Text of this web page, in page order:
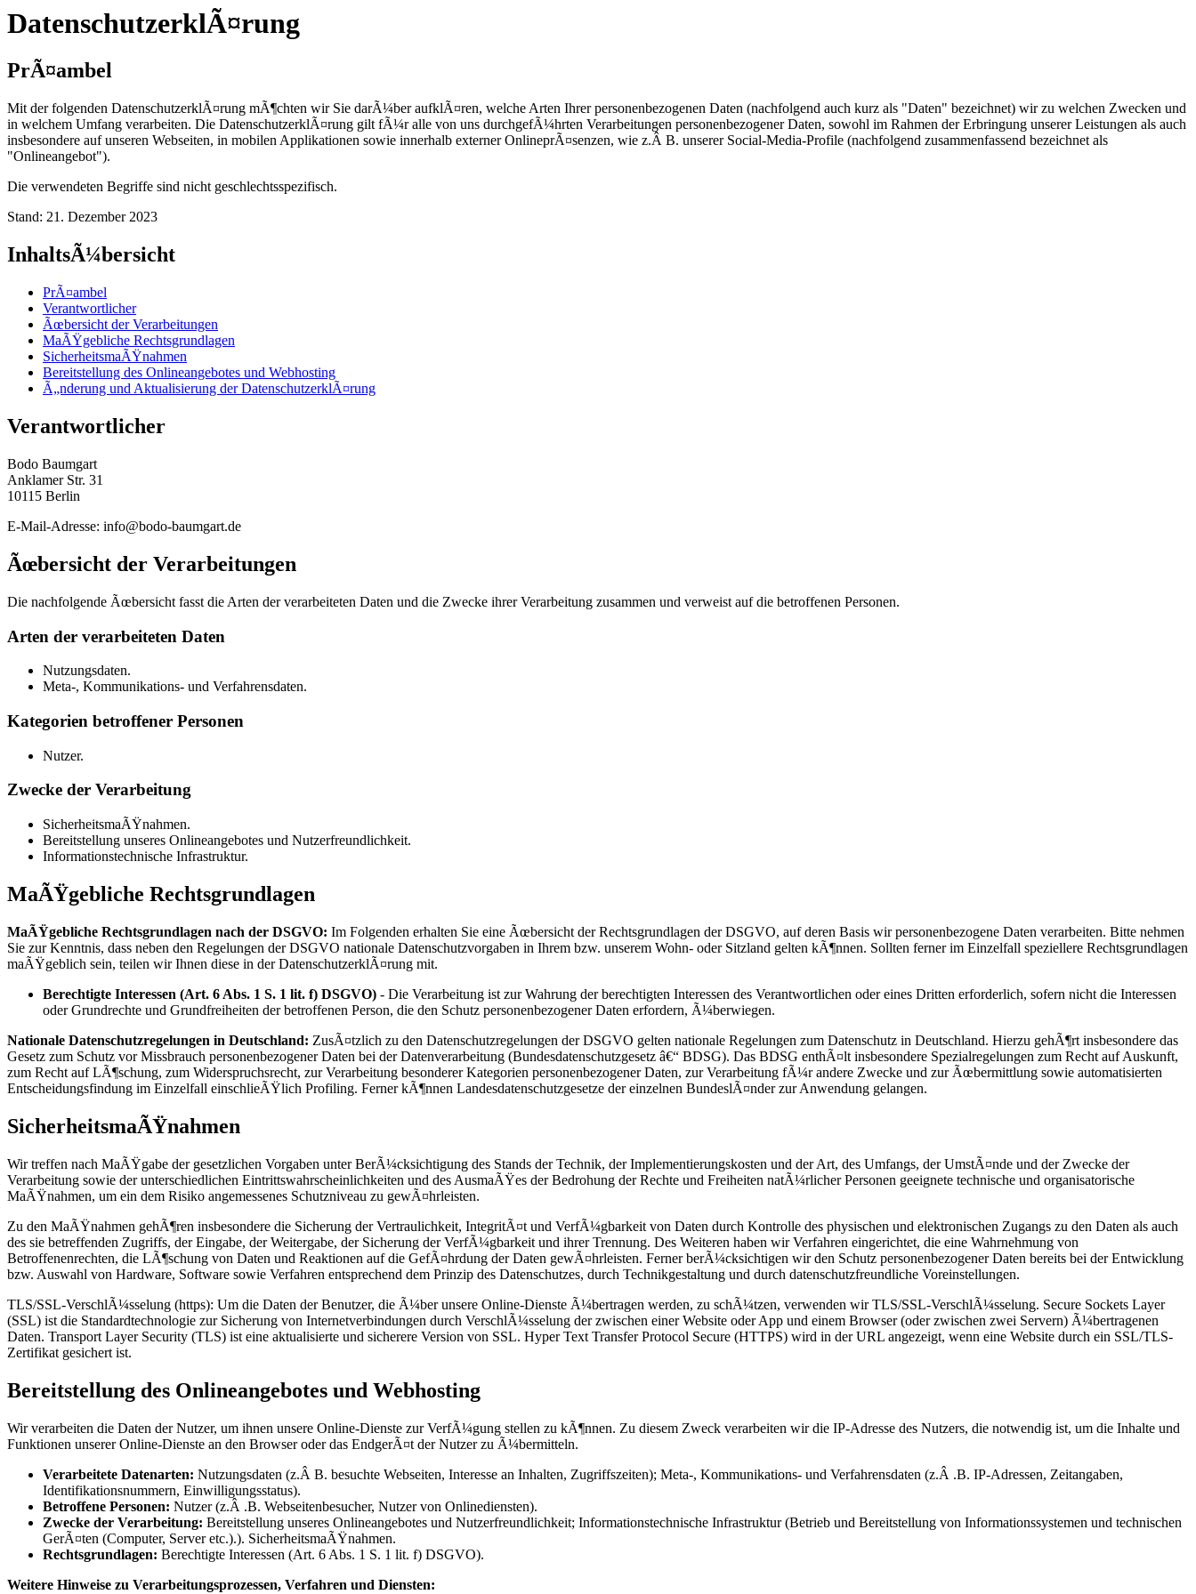
DatenschutzerklÃ¤rung
PrÃ¤ambel
Mit der folgenden DatenschutzerklÃ¤rung mÃ¶chten wir Sie darÃ¼ber aufklÃ¤ren, welche Arten Ihrer personenbezogenen Daten (nachfolgend auch kurz als "Daten" bezeichnet) wir zu welchen Zwecken und
in welchem Umfang verarbeiten. Die DatenschutzerklÃ¤rung gilt fÃ¼r alle von uns durchgefÃ¼hrten Verarbeitungen personenbezogener Daten, sowohl im Rahmen der Erbringung unserer Leistungen als auch
insbesondere auf unseren Webseiten, in mobilen Applikationen sowie innerhalb externer OnlineprÃ¤senzen, wie z.Â B. unserer Social-Media-Profile (nachfolgend zusammenfassend bezeichnet als
"Onlineangebot").
Die verwendeten Begriffe sind nicht geschlechtsspezifisch.
Stand: 21. Dezember 2023
InhaltsÃ¼bersicht
PrÃ¤ambel
Verantwortlicher
Ãœbersicht der Verarbeitungen
MaÃŸgebliche Rechtsgrundlagen
SicherheitsmaÃŸnahmen
Bereitstellung des Onlineangebotes und Webhosting
Ã„nderung und Aktualisierung der DatenschutzerklÃ¤rung
Verantwortlicher
Bodo Baumgart
Anklamer Str. 31
10115 Berlin
E-Mail-Adresse: info@bodo-baumgart.de
Ãœbersicht der Verarbeitungen
Die nachfolgende Ãœbersicht fasst die Arten der verarbeiteten Daten und die Zwecke ihrer Verarbeitung zusammen und verweist auf die betroffenen Personen.
Arten der verarbeiteten Daten
Nutzungsdaten.
Meta-, Kommunikations- und Verfahrensdaten.
Kategorien betroffener Personen
Nutzer.
Zwecke der Verarbeitung
SicherheitsmaÃŸnahmen.
Bereitstellung unseres Onlineangebotes und Nutzerfreundlichkeit.
Informationstechnische Infrastruktur.
MaÃŸgebliche Rechtsgrundlagen
MaÃŸgebliche Rechtsgrundlagen nach der DSGVO: Im Folgenden erhalten Sie eine Ãœbersicht der Rechtsgrundlagen der DSGVO, auf deren Basis wir personenbezogene Daten verarbeiten. Bitte nehmen
Sie zur Kenntnis, dass neben den Regelungen der DSGVO nationale Datenschutzvorgaben in Ihrem bzw. unserem Wohn- oder Sitzland gelten kÃ¶nnen. Sollten ferner im Einzelfall speziellere Rechtsgrundlagen
maÃŸgeblich sein, teilen wir Ihnen diese in der DatenschutzerklÃ¤rung mit.
Berechtigte Interessen (Art. 6 Abs. 1 S. 1 lit. f) DSGVO) - Die Verarbeitung ist zur Wahrung der berechtigten Interessen des Verantwortlichen oder eines Dritten erforderlich, sofern nicht die Interessen
oder Grundrechte und Grundfreiheiten der betroffenen Person, die den Schutz personenbezogener Daten erfordern, Ã¼berwiegen.
Nationale Datenschutzregelungen in Deutschland: ZusÃ¤tzlich zu den Datenschutzregelungen der DSGVO gelten nationale Regelungen zum Datenschutz in Deutschland. Hierzu gehÃ¶rt insbesondere das
Gesetz zum Schutz vor Missbrauch personenbezogener Daten bei der Datenverarbeitung (Bundesdatenschutzgesetz â€“ BDSG). Das BDSG enthÃ¤lt insbesondere Spezialregelungen zum Recht auf Auskunft,
zum Recht auf LÃ¶schung, zum Widerspruchsrecht, zur Verarbeitung besonderer Kategorien personenbezogener Daten, zur Verarbeitung fÃ¼r andere Zwecke und zur Ãœbermittlung sowie automatisierten
Entscheidungsfindung im Einzelfall einschlieÃŸlich Profiling. Ferner kÃ¶nnen Landesdatenschutzgesetze der einzelnen BundeslÃ¤nder zur Anwendung gelangen.
SicherheitsmaÃŸnahmen
Wir treffen nach MaÃŸgabe der gesetzlichen Vorgaben unter BerÃ¼cksichtigung des Stands der Technik, der Implementierungskosten und der Art, des Umfangs, der UmstÃ¤nde und der Zwecke der
Verarbeitung sowie der unterschiedlichen Eintrittswahrscheinlichkeiten und des AusmaÃŸes der Bedrohung der Rechte und Freiheiten natÃ¼rlicher Personen geeignete technische und organisatorische
MaÃŸnahmen, um ein dem Risiko angemessenes Schutzniveau zu gewÃ¤hrleisten.
Zu den MaÃŸnahmen gehÃ¶ren insbesondere die Sicherung der Vertraulichkeit, IntegritÃ¤t und VerfÃ¼gbarkeit von Daten durch Kontrolle des physischen und elektronischen Zugangs zu den Daten als auch
des sie betreffenden Zugriffs, der Eingabe, der Weitergabe, der Sicherung der VerfÃ¼gbarkeit und ihrer Trennung. Des Weiteren haben wir Verfahren eingerichtet, die eine Wahrnehmung von
Betroffenenrechten, die LÃ¶schung von Daten und Reaktionen auf die GefÃ¤hrdung der Daten gewÃ¤hrleisten. Ferner berÃ¼cksichtigen wir den Schutz personenbezogener Daten bereits bei der Entwicklung
bzw. Auswahl von Hardware, Software sowie Verfahren entsprechend dem Prinzip des Datenschutzes, durch Technikgestaltung und durch datenschutzfreundliche Voreinstellungen.
TLS/SSL-VerschlÃ¼sselung (https): Um die Daten der Benutzer, die Ã¼ber unsere Online-Dienste Ã¼bertragen werden, zu schÃ¼tzen, verwenden wir TLS/SSL-VerschlÃ¼sselung. Secure Sockets Layer
(SSL) ist die Standardtechnologie zur Sicherung von Internetverbindungen durch VerschlÃ¼sselung der zwischen einer Website oder App und einem Browser (oder zwischen zwei Servern) Ã¼bertragenen
Daten. Transport Layer Security (TLS) ist eine aktualisierte und sicherere Version von SSL. Hyper Text Transfer Protocol Secure (HTTPS) wird in der URL angezeigt, wenn eine Website durch ein SSL/TLS-
Zertifikat gesichert ist.
Bereitstellung des Onlineangebotes und Webhosting
Wir verarbeiten die Daten der Nutzer, um ihnen unsere Online-Dienste zur VerfÃ¼gung stellen zu kÃ¶nnen. Zu diesem Zweck verarbeiten wir die IP-Adresse des Nutzers, die notwendig ist, um die Inhalte und
Funktionen unserer Online-Dienste an den Browser oder das EndgerÃ¤t der Nutzer zu Ã¼bermitteln.
Verarbeitete Datenarten: Nutzungsdaten (z.Â B. besuchte Webseiten, Interesse an Inhalten, Zugriffszeiten); Meta-, Kommunikations- und Verfahrensdaten (z.Â .B. IP-Adressen, Zeitangaben,
Identifikationsnummern, Einwilligungsstatus).
Betroffene Personen: Nutzer (z.Â .B. Webseitenbesucher, Nutzer von Onlinediensten).
Zwecke der Verarbeitung: Bereitstellung unseres Onlineangebotes und Nutzerfreundlichkeit; Informationstechnische Infrastruktur (Betrieb und Bereitstellung von Informationssystemen und technischen
GerÃ¤ten (Computer, Server etc.).). SicherheitsmaÃŸnahmen.
Rechtsgrundlagen: Berechtigte Interessen (Art. 6 Abs. 1 S. 1 lit. f) DSGVO).
Weitere Hinweise zu Verarbeitungsprozessen, Verfahren und Diensten: